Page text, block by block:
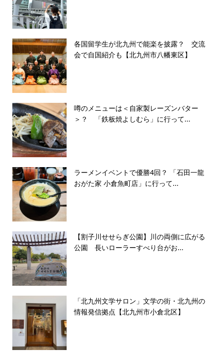
各国留学生が北九州で能楽を披露？ 交流
会で自国紹介も【北九州市八幡東区】
噂のメニューは＜自家製レーズンバター
＞？ 「鉄板焼よしむら」に行って...
ラーメンイベントで優勝4回？ 「石田一龍
おがた家 小倉魚町店」に行って...
【割子川せせらぎ公園】川の両側に広がる
公園 長いローラーすべり台がお...
「北九州文学サロン」文学の街・北九州の
情報発信拠点【北九州市小倉北区】